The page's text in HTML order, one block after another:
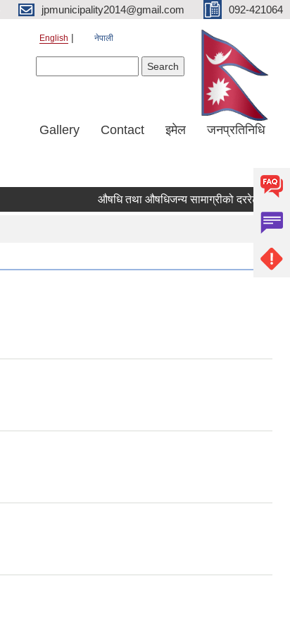
jpmunicipality2014@gmail.com 092-421064
English नेपाली
Gallery Contact इमेल जनप्रतिनिधि
औषधि तथा औषधिजन्य सामाग्रीको दररेट उपलब्ध